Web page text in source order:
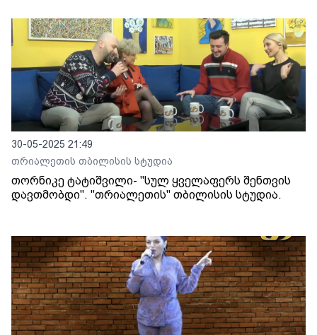
30-05-2025 21:49
თრიალეთის თბილისის სტუდია
თორნიკე ტატიშვილი- "სულ ყველაფერს შენთვის
დავთმობდი". "თრიალეთის" თბილისის სტუდია.